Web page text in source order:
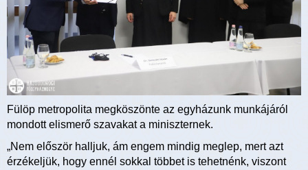
Fülöp metropolita megköszönte az egyházunk munkájáról
mondott elismerő szavakat a miniszternek.
„Nem először halljuk, ám engem mindig meglep, mert azt
érzékeljük, hogy ennél sokkal többet is tehetnénk, viszont